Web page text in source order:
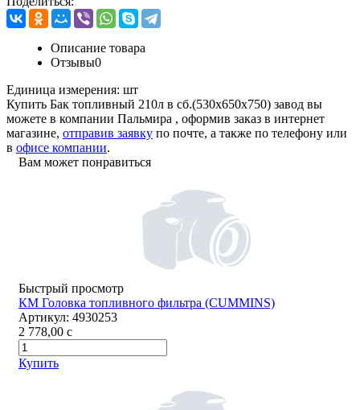
Описание товара
Отзывы0
Единица измерения: шт
Купить Бак топливный 210л в сб.(530х650х750) завод вы
можете в компании Пальмира , оформив заказ в интернет
магазине, отправив заявку по почте, а также по телефону или
в офисе компании.
Вам может понравиться
Быстрый просмотр
КМ Головка топливного фильтра (СUMMINS)
Артикул: 4930253
2 778,00 c
Купить